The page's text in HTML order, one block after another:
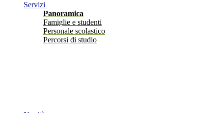
Servizi
Panoramica
Famiglie e studenti
Personale scolastico
Percorsi di studio